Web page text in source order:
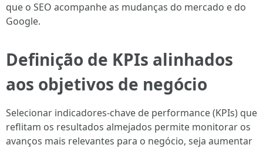
que o SEO acompanhe as mudanças do mercado e do
Google.
Definição de KPIs alinhados
aos objetivos de negócio
Selecionar indicadores-chave de performance (KPIs) que
reflitam os resultados almejados permite monitorar os
avanços mais relevantes para o negócio, seja aumentar